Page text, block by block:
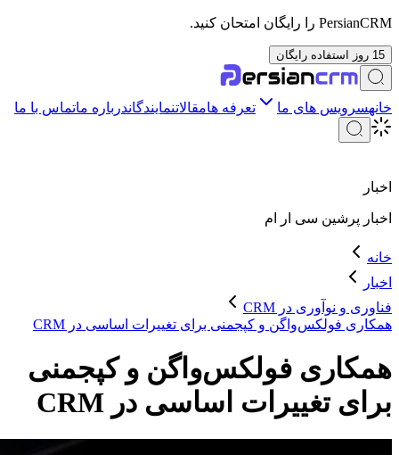
PersianCRM را رایگان امتحان کنید.
15 روز استفاده رایگان
خانهسرویس های ما تعرفه هامقالاتنمایندگاندرباره ماتماس با ما
اخبار
اخبار پرشین سی ار ام
خانه
اخبار
فناوری و نوآوری در CRM
همکاری فولکس‌واگن و کپجمنی برای تغییرات اساسی در CRM
همکاری فولکس‌واگن و کپجمنی
برای تغییرات اساسی در CRM